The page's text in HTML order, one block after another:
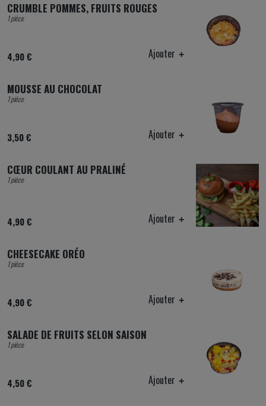
CRUMBLE POMMES, FRUITS ROUGES
1 pièce
4,90 € Ajouter
MOUSSE AU CHOCOLAT
1 pièce
3,50 € Ajouter
CŒUR COULANT AU PRALINÉ
1 pièce
4,90 € Ajouter
CHEESECAKE ORÉO
1 pièce
4,90 € Ajouter
SALADE DE FRUITS SELON SAISON
1 pièce
4,50 € Ajouter